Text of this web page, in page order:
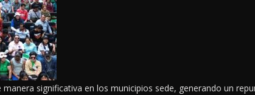
significativa en los municipios sede, generando un